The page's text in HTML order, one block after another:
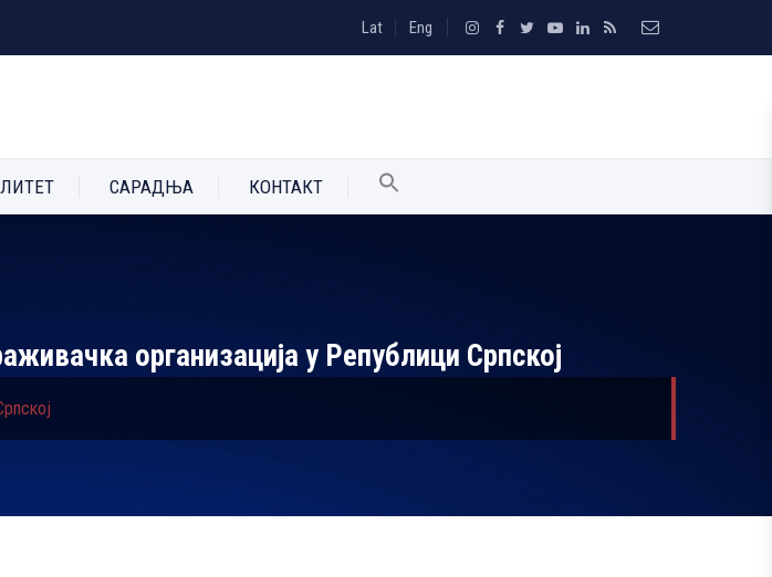
Lat Eng
САРАДЊА КОНТАКТ
организација у Републици Српској